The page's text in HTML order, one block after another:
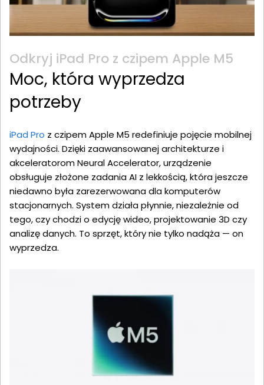
Odkryj iPad Pro z czipem Apple M5
Moc, która wyprzedza
potrzeby
iPad Pro z czipem Apple M5 redefiniuje pojęcie mobilnej
wydajności. Dzięki zaawansowanej architekturze i
akceleratorom Neural Accelerator, urządzenie
obsługuje złożone zadania AI z lekkością, która jeszcze
niedawno była zarezerwowana dla komputerów
stacjonarnych. System działa płynnie, niezależnie od
tego, czy chodzi o edycję wideo, projektowanie 3D czy
analizę danych. To sprzęt, który nie tylko nadąża — on
wyprzedza.